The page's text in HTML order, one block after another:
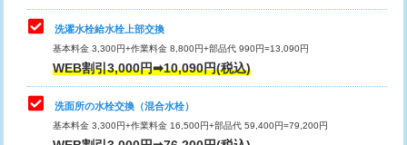
排水管工事（追加 排水管工事/3ｍ超
え）
マス交換（土の掘削・埋め戻し作業）
マス交換（深さ50㎝未満）
交換・取付（タンク）
交換・取付(単水栓（壁付・デッキ
式）)
交換・取付(混合水栓（壁付・デッキ
式・ワンホール）)
16,500円+材料費
洗濯水栓給水栓上部交換
基本料金 3,300円+作業料金 8,800円+部品代 990円=13,090円
WEB割引3,000円➡10,090円(税込)
洗面所の水栓交換（混合水栓）
基本料金 3,300円+作業料金 16,500円+部品代 59,400円=79,200円